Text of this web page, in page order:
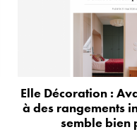
Elle Décoration :
à des rangements
semble bien